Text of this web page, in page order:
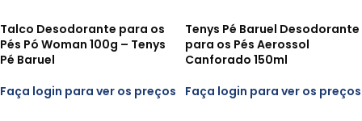
Talco Desodorante para os
Pés Pó Woman 100g – Tenys
Pé Baruel
Faça login para ver os preços
Tenys Pé Baruel Desodorante
para os Pés Aerossol
Canforado 150ml
Faça login para ver os preços